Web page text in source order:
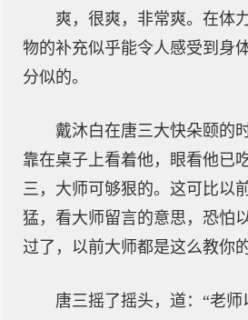
爽，很爽，非常爽。在体
物的补充似乎能令人感受到身
分似的。
戴沐白在唐三大快朵颐的
靠在桌子上看着他，眼看他已
三，大师可够狠的。这可比以
猛，看大师留言的意思，恐怕
过了，以前大师都是这么教你
唐三摇了摇头，道：“老